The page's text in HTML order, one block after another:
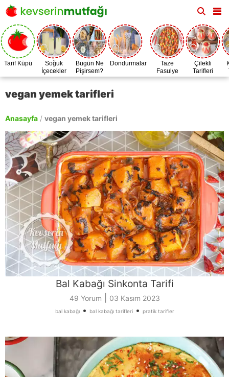
Tarif Küpü
Soğuk
İçecekler
Bugün Ne
Pişirsem?
Dondurmalar
Taze
Fasulye
Zamanı
Çilekli
Tarifleri
vegan yemek tarifleri
Anasayfa / vegan yemek tarifleri
Bal Kabağı Sinkonta Tarifi
49 Yorum 03 Kasım 2023
bal kabağı• bal kabağı tarifleri• pratik tarifler